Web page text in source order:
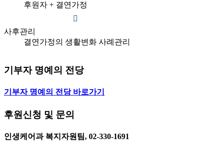
후원자 + 결연가정
사후관리
결연가정의 생활변화 사례관리
기부자 명예의 전당
기부자 명예의 전당 바로가기
후원신청 및 문의
인생케어과 복지자원팀, 02-330-1691